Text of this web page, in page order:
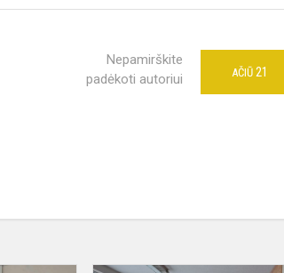
Nepamirškite
padėkoti autoriui
AČIŪ 21